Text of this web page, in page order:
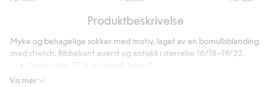
av
26
stemmer
Produktbeskrivelse
Vis mer
Myke og behagelige sokker med motiv, laget av en bomullsblanding
med stretch. Ribbekant øverst og antiskli i størrelse 16/18–19/22.
Artikkelnummer